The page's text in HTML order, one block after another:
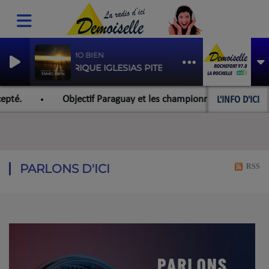
TAMO BIEN
ENRIQUE IGLESIAS PITBULL
L'INFO D'ICI
Objectif Paraguay et les championnats du monde
PARLONS D'ICI RSS